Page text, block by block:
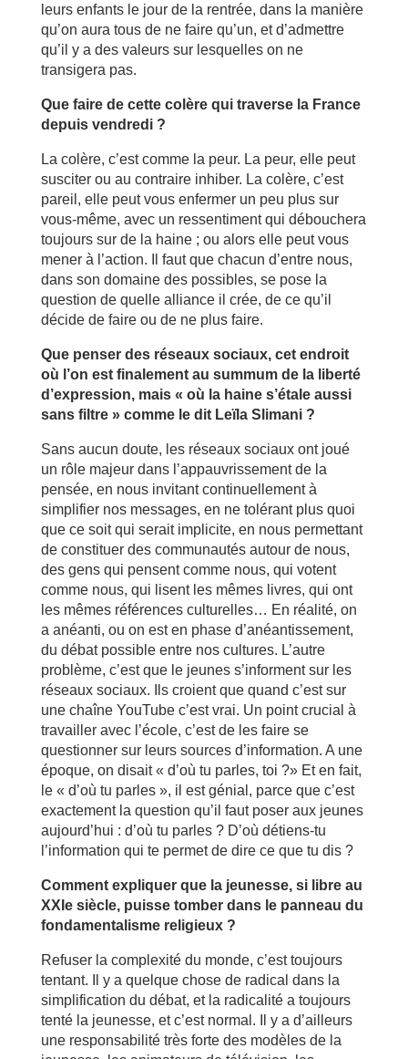
leurs enfants le jour de la rentrée, dans la manière
qu’on aura tous de ne faire qu’un, et d’admettre
qu’il y a des valeurs sur lesquelles on ne
transigera pas.
Que faire de cette colère qui traverse la France
depuis vendredi ?
La colère, c’est comme la peur. La peur, elle peut
susciter ou au contraire inhiber. La colère, c’est
pareil, elle peut vous enfermer un peu plus sur
vous-même, avec un ressentiment qui débouchera
toujours sur de la haine ; ou alors elle peut vous
mener à l’action. Il faut que chacun d’entre nous,
dans son domaine des possibles, se pose la
question de quelle alliance il crée, de ce qu’il
décide de faire ou de ne plus faire.
Que penser des réseaux sociaux, cet endroit
où l’on est finalement au summum de la liberté
d’expression, mais « où la haine s’étale aussi
sans filtre » comme le dit Leïla Slimani ?
Sans aucun doute, les réseaux sociaux ont joué
un rôle majeur dans l’appauvrissement de la
pensée, en nous invitant continuellement à
simplifier nos messages, en ne tolérant plus quoi
que ce soit qui serait implicite, en nous permettant
de constituer des communautés autour de nous,
des gens qui pensent comme nous, qui votent
comme nous, qui lisent les mêmes livres, qui ont
les mêmes références culturelles… En réalité, on
a anéanti, ou on est en phase d’anéantissement,
du débat possible entre nos cultures. L’autre
problème, c’est que le jeunes s’informent sur les
réseaux sociaux. Ils croient que quand c’est sur
une chaîne YouTube c’est vrai. Un point crucial à
travailler avec l’école, c’est de les faire se
questionner sur leurs sources d’information. A une
époque, on disait « d’où tu parles, toi ?» Et en fait,
le « d’où tu parles », il est génial, parce que c’est
exactement la question qu’il faut poser aux jeunes
aujourd’hui : d’où tu parles ? D’où détiens-tu
l’information qui te permet de dire ce que tu dis ?
Comment expliquer que la jeunesse, si libre au
XXIe siècle, puisse tomber dans le panneau du
fondamentalisme religieux ?
Refuser la complexité du monde, c’est toujours
tentant. Il y a quelque chose de radical dans la
simplification du débat, et la radicalité a toujours
tenté la jeunesse, et c’est normal. Il y a d’ailleurs
une responsabilité très forte des modèles de la